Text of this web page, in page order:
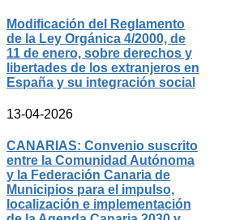
Modificación del Reglamento
de la Ley Orgánica 4/2000, de
11 de enero, sobre derechos y
libertades de los extranjeros en
España y su integración social
13-04-2026
CANARIAS: Convenio suscrito
entre la Comunidad Autónoma
y la Federación Canaria de
Municipios para el impulso,
localización e implementación